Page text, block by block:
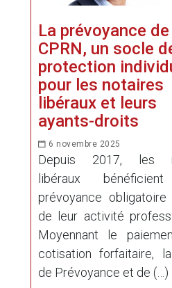
La prévoyance
CPRN, un socle
protection
pour les notaires
libéraux et leurs
ayants-droits
6 novembre 2025
Depuis 2017, les
libéraux bénéficient
prévoyance
de leur activité
Moyennant le
cotisation forfaitaire,
de Prévoyance et de (…)